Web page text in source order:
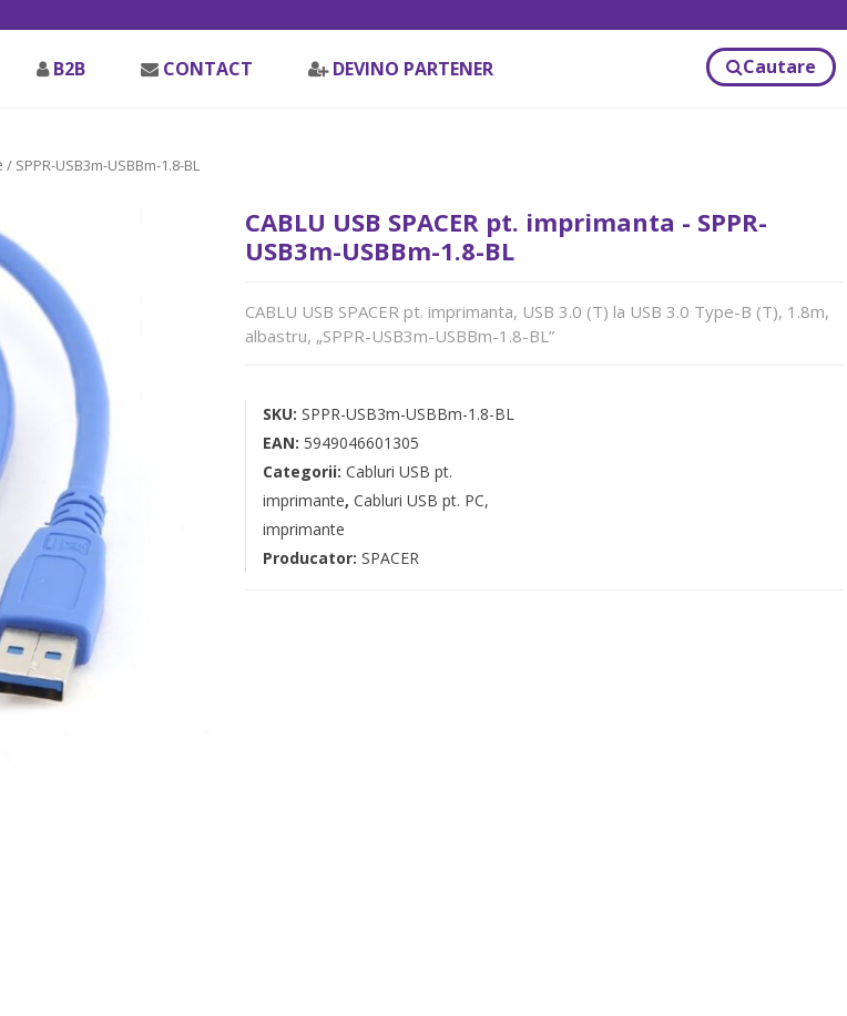
B2B CONTACT DEVINO PARTENER Cautare
/ SPPR-USB3m-USBBm-1.8-BL
CABLU USB SPACER pt. imprimanta - SPPR-
USB3m-USBBm-1.8-BL
CABLU USB SPACER pt. imprimanta, USB 3.0 (T) la USB 3.0 Type-B (T), 1.8m,
albastru, „SPPR-USB3m-USBBm-1.8-BL”
SKU: SPPR-USB3m-USBBm-1.8-BL
EAN: 5949046601305
Categorii: Cabluri USB pt.
imprimante, Cabluri USB pt. PC,
imprimante
Producator: SPACER